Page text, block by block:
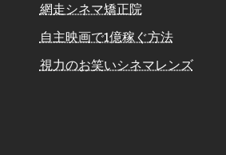
網走シネマ矯正院
自主映画で1億稼ぐ方法
視力のお笑いシネマレンズ